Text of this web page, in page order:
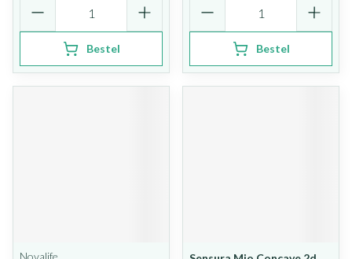
Bestel Bestel
Novalife